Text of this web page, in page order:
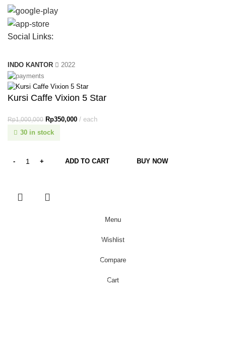
Social Links:
INDO KANTOR 2022
Kursi Caffe Vixion 5 Star
Rp1,000,000 Rp350,000
each
30 in stock
ADD TO CART BUY NOW
Menu
0
Wishlist
0Compare
0Cart